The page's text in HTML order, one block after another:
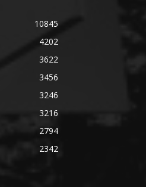
10845
4202
3622
3456
3246
3216
2794
2342